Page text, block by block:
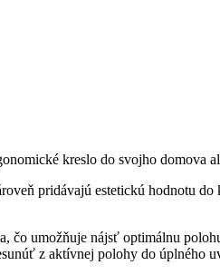
kreslo do svojho domova
pridávajú estetickú hodnotu do
čo umožňuje nájsť optimálnu
z aktívnej polohy do úplného